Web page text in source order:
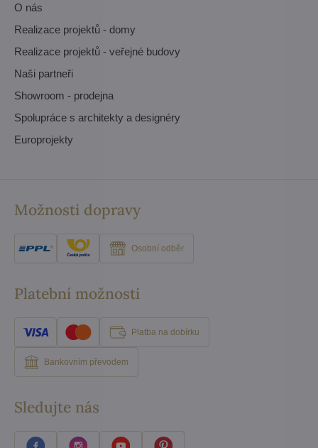
O nás
Realizace projektů - domy
Realizace projektů - veřejné budovy
Naši partneři
Showroom - prodejna
Spolupráce s architekty a designéry
Europrojekty
Možnosti dopravy
Osobní odběr
Platební možnosti
Platba na dobírku
Bankovním převodem
Sledujte nás